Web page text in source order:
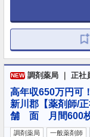
NEW 調剤薬局 ｜ 正社
高年収650万円可
新川郡【薬剤師/
舗 面 月間600枚
調剤薬局 一般薬剤師